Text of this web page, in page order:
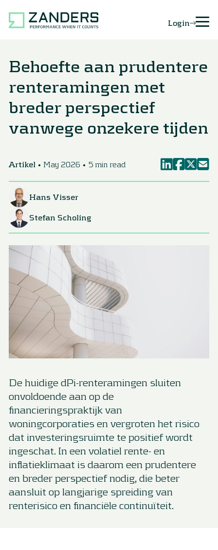
Login
Behoefte aan prudentere
renteramingen met
breder perspectief
vanwege onzekere tijden
Artikel May 2026 5 min read
Hans Visser
Stefan Scholing
De huidige dPi-renteramingen sluiten
onvoldoende aan op de
financieringspraktijk van
woningcorporaties en vergroten het risico
dat investeringsruimte te positief wordt
ingeschat. In een volatiel rente- en
inflatieklimaat is daarom een prudentere
en breder perspectief nodig, die beter
aansluit op langjarige spreiding van
renterisico en financiële continuïteit.